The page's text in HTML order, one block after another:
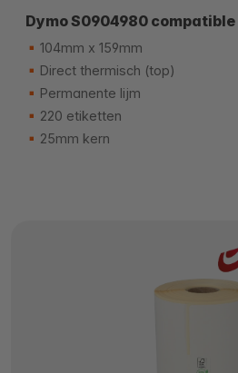
Dymo S0904980
104mm x 159mm
Direct thermisch (top)
Permanente lijm
220 etiketten
25mm kern